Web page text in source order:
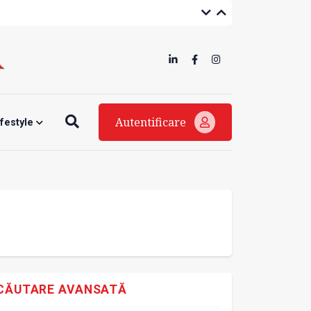
Autentificare
AVANSATĂ